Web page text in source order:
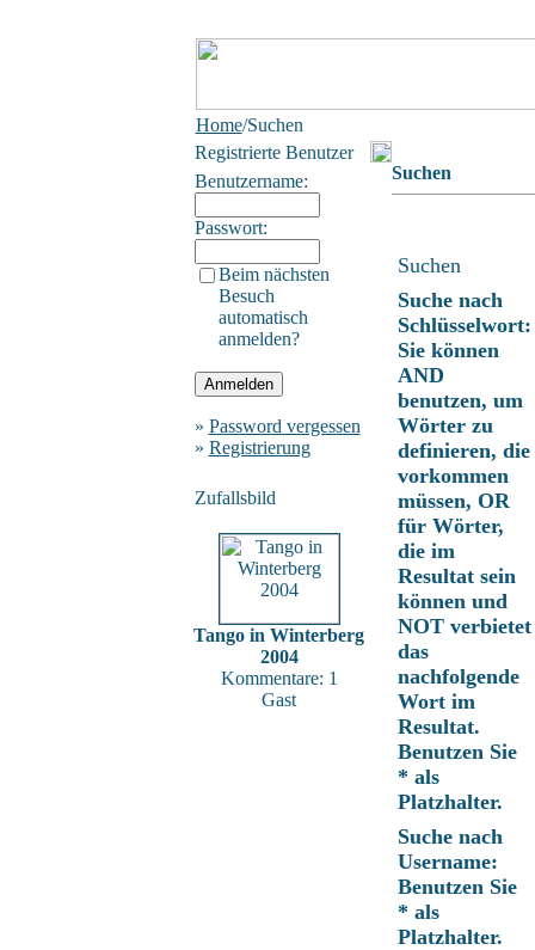
Home/Suchen
Registrierte Benutzer
Benutzername:
Passwort:
Beim nächsten
Besuch
automatisch
anmelden?
» Password vergessen
» Registrierung
Zufallsbild
Tango in Winterberg
2004
Kommentare: 1
Gast
Suchen
Suchen
Suche nach
Schlüsselwort:
Sie können
AND
benutzen, um
Wörter zu
definieren, die
vorkommen
müssen, OR
für Wörter,
die im
Resultat sein
können und
NOT verbietet
das
nachfolgende
Wort im
Resultat.
Benutzen Sie
* als
Platzhalter.
Suche nach
Username:
Benutzen Sie
* als
Platzhalter.